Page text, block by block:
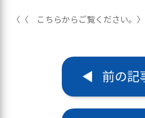
〈〈 こちらからご覧ください。〉
前の記